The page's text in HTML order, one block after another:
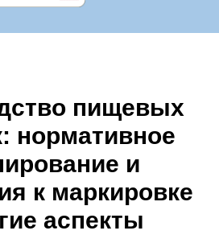
пищевых
нормативное
и
к маркировке
аспекты